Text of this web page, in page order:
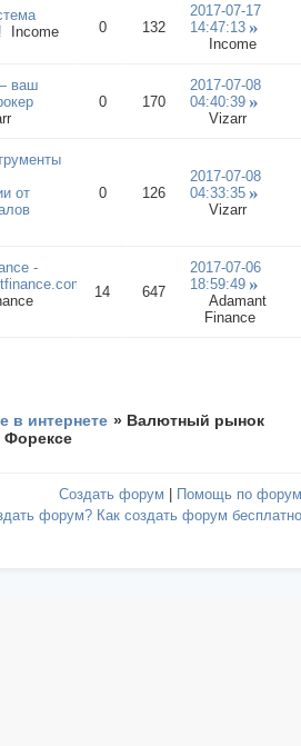
Income 0 132
2017-07-17
14:47:13
Income
ваш
0 170
2017-07-08
04:40:39
Vizarr
от
0 126
2017-07-08
04:33:35
Vizarr
-
14 647
2017-07-06
18:59:49
Adamant
Finance
в интернете » Валютный рынок
Форексе
Создать форум Помощь по